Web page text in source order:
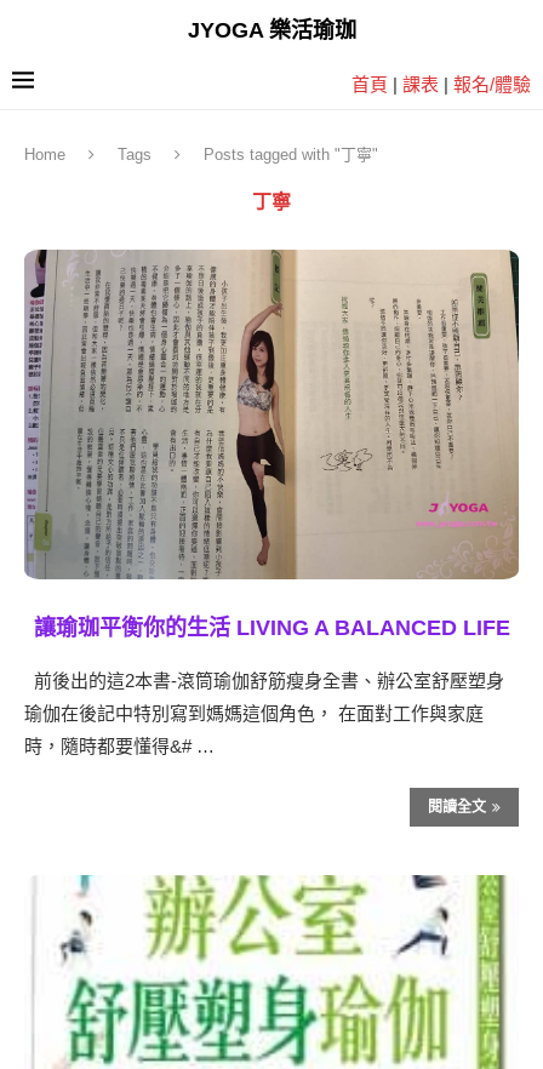
JYOGA 樂活瑜珈
首頁 | 課表 | 報名/體驗
Home Tags Posts tagged with "丁寧"
丁寧
讓瑜珈平衡你的生活 LIVING A BALANCED LIFE
前後出的這2本書-滾筒瑜伽舒筋瘦身全書、辦公室舒壓塑身
瑜伽在後記中特別寫到媽媽這個角色， 在面對工作與家庭
時，隨時都要懂得&# …
閱讀全文